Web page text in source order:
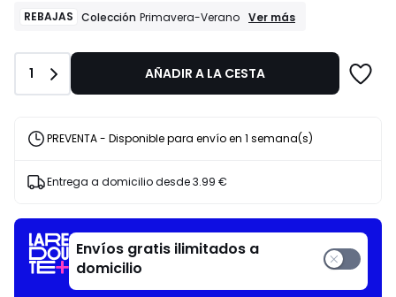
de
€
60%
descuento
REBAJAS Colección Primavera-Verano REBAJAS
Ver más
Cantidad
1 AÑADIR A LA CESTA
PREVENTA - Disponible para envío en 1 semana(s)
Entrega a domicilio desde3.99 €
Envíos gratis ilimitados a
domicilio